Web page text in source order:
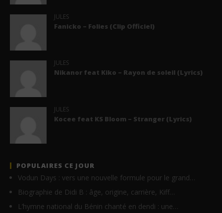
JULES
Fanicko – Folies (Clip Officiel)
JULES
Nikanor feat Kiko – Rayon de soleil (Lyrics)
JULES
Kocee feat KS Bloom – Stranger (Lyrics)
POPULAIRES CE JOUR
Vodun Days : vers une nouvelle formule pour le grand…
Biographie de Didi B : âge, origine, carrière, Kiff…
L’hymne national du Bénin chanté en dendi : une…